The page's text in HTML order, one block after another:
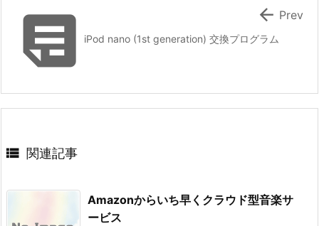
iPod nano (1st generation) 交換プログラム
 Prev
 関連記事
Amazonからいち早くクラウド型音楽サ
ービス